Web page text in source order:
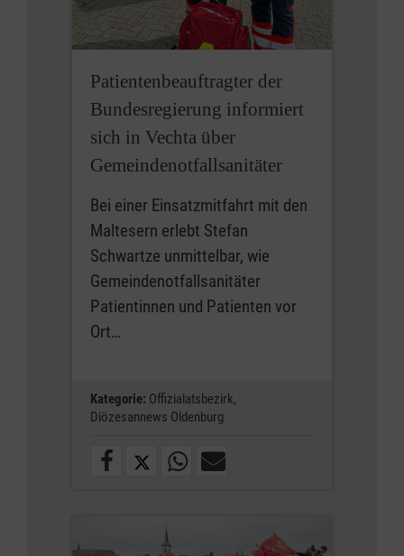
Patientenbeauftragter der
Bundesregierung informiert
sich in Vechta über
Gemeindenotfallsanitäter
Bei einer Einsatzmitfahrt mit den
Maltesern erlebt Stefan
Schwartze unmittelbar, wie
Gemeindenotfallsanitäter
Patientinnen und Patienten vor
Ort…
Kategorie: Offizialatsbezirk,
Diözesannews Oldenburg